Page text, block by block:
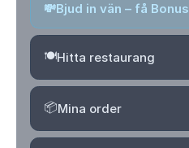
💸Bjud in vän – få Bonus
🍽️Hitta restaurang
📦Mina order